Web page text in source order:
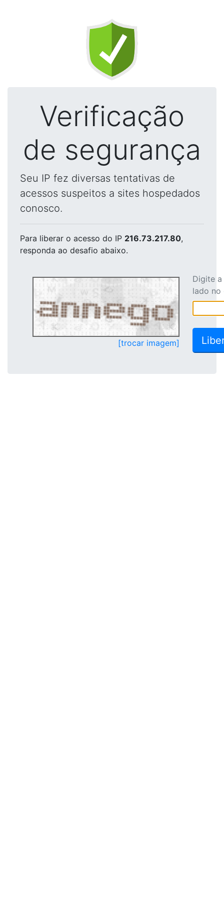
Verificação
de segurança
Seu IP fez diversas tentativas de
acessos suspeitos a sites hospedados
conosco.
Para liberar o acesso do IP 216.73.217.80,
responda ao desafio abaixo.
[trocar imagem]
Digite
lado no